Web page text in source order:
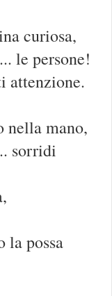
curiosa,
le persone!
attenzione.
nella mano,
sorridi
la possa